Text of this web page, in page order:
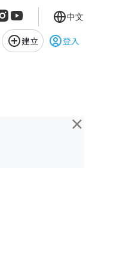
建立 登入
中文
×